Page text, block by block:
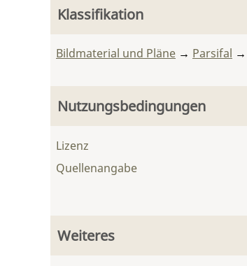
Klassifikation
Bildmaterial und Pläne → Parsifal →
Nutzungsbedingungen
Lizenz
Quellenangabe
Weiteres